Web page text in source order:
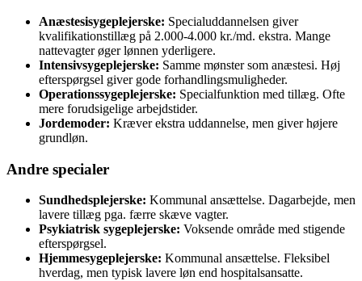
Anæstesisygeplejerske: Specialuddannelsen giver
kvalifikationstillæg på 2.000-4.000 kr./md. ekstra. Mange
nattevagter øger lønnen yderligere.
Intensivsygeplejerske: Samme mønster som anæstesi. Høj
efterspørgsel giver gode forhandlingsmuligheder.
Operationssygeplejerske: Specialfunktion med tillæg. Ofte
mere forudsigelige arbejdstider.
Jordemoder: Kræver ekstra uddannelse, men giver højere
grundløn.
Andre specialer
Sundhedsplejerske: Kommunal ansættelse. Dagarbejde, men
lavere tillæg pga. færre skæve vagter.
Psykiatrisk sygeplejerske: Voksende område med stigende
efterspørgsel.
Hjemmesygeplejerske: Kommunal ansættelse. Fleksibel
hverdag, men typisk lavere løn end hospitalsansatte.